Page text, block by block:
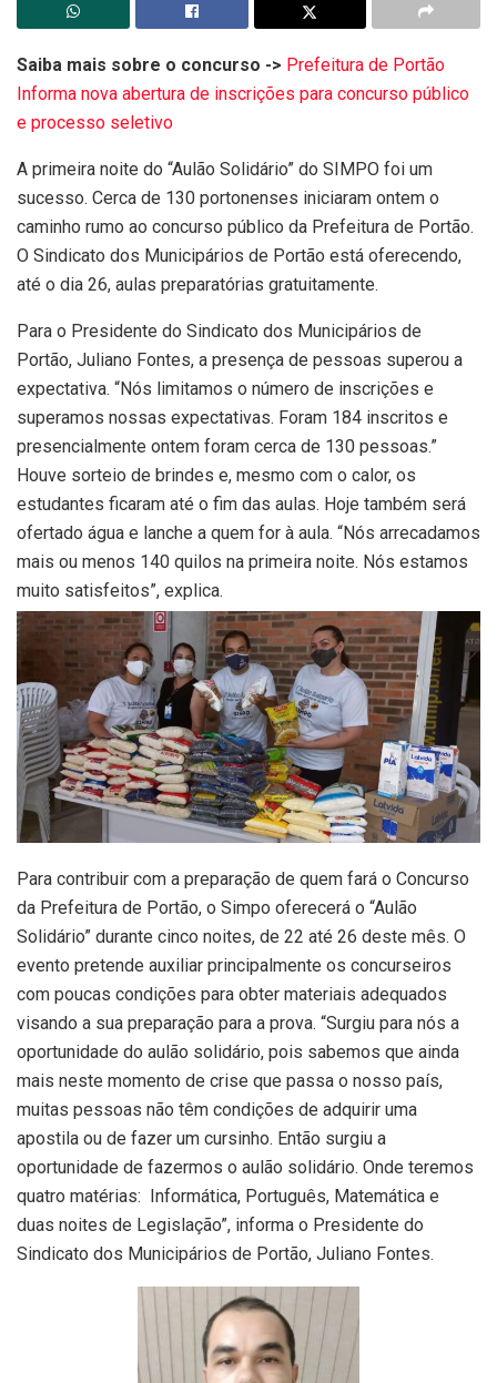
Saiba mais sobre o concurso -> Prefeitura de Portão
Informa nova abertura de inscrições para concurso público
e processo seletivo
A primeira noite do “Aulão Solidário” do SIMPO foi um
sucesso. Cerca de 130 portonenses iniciaram ontem o
caminho rumo ao concurso público da Prefeitura de Portão.
O Sindicato dos Municipários de Portão está oferecendo,
até o dia 26, aulas preparatórias gratuitamente.
Para o Presidente do Sindicato dos Municipários de
Portão, Juliano Fontes, a presença de pessoas superou a
expectativa. “Nós limitamos o número de inscrições e
superamos nossas expectativas. Foram 184 inscritos e
presencialmente ontem foram cerca de 130 pessoas.”
Houve sorteio de brindes e, mesmo com o calor, os
estudantes ficaram até o fim das aulas. Hoje também será
ofertado água e lanche a quem for à aula. “Nós arrecadamos
mais ou menos 140 quilos na primeira noite. Nós estamos
muito satisfeitos”, explica.
Para contribuir com a preparação de quem fará o Concurso
da Prefeitura de Portão, o Simpo oferecerá o “Aulão
Solidário” durante cinco noites, de 22 até 26 deste mês. O
evento pretende auxiliar principalmente os concurseiros
com poucas condições para obter materiais adequados
visando a sua preparação para a prova. “Surgiu para nós a
oportunidade do aulão solidário, pois sabemos que ainda
mais neste momento de crise que passa o nosso país,
muitas pessoas não têm condições de adquirir uma
apostila ou de fazer um cursinho. Então surgiu a
oportunidade de fazermos o aulão solidário. Onde teremos
quatro matérias: Informática, Português, Matemática e
duas noites de Legislação”, informa o Presidente do
Sindicato dos Municipários de Portão, Juliano Fontes.